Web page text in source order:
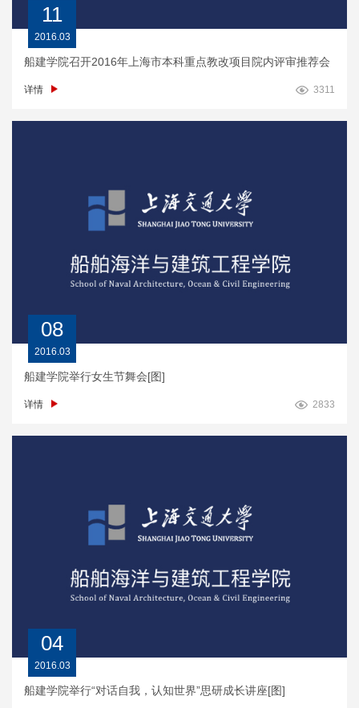
11
2016.03
船建学院召开2016年上海市本科重点教改项目院内评审推荐会
详情 3311
08
2016.03
船建学院举行女生节舞会[图]
详情 2833
04
2016.03
船建学院举行“对话自我，认知世界”思研成长讲座[图]